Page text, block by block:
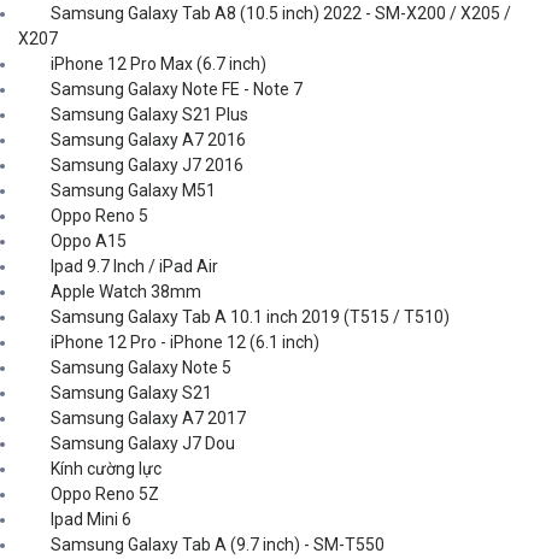
Samsung Galaxy Tab A8 (10.5 inch) 2022 - SM-X200 / X205 /
X207
iPhone 12 Pro Max (6.7 inch)
Samsung Galaxy Note FE - Note 7
Samsung Galaxy S21 Plus
Samsung Galaxy A7 2016
Samsung Galaxy J7 2016
Samsung Galaxy M51
Oppo Reno 5
Oppo A15
Ipad 9.7 Inch / iPad Air
Apple Watch 38mm
Samsung Galaxy Tab A 10.1 inch 2019 (T515 / T510)
iPhone 12 Pro - iPhone 12 (6.1 inch)
Samsung Galaxy Note 5
Samsung Galaxy S21
Samsung Galaxy A7 2017
Samsung Galaxy J7 Dou
Kính cường lực
Oppo Reno 5Z
Ipad Mini 6
Samsung Galaxy Tab A (9.7 inch) - SM-T550